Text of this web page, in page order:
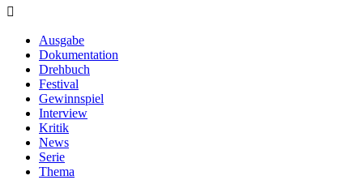

Ausgabe
Dokumentation
Drehbuch
Festival
Gewinnspiel
Interview
Kritik
News
Serie
Thema